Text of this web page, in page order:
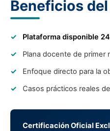
Beneficios
Plataforma disponible
Plana docente de primer
Enfoque directo para la
Casos prácticos reales
Certificación Oficial